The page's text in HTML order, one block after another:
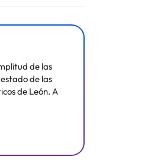
de las
de las
de León. A